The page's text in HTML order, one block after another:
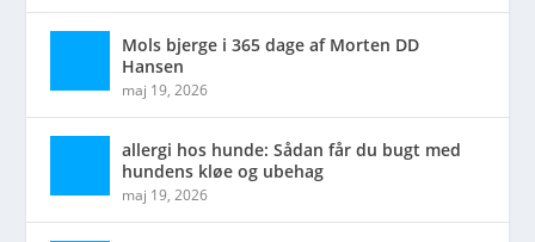
Mols bjerge i 365 dage af Morten DD
Hansen
maj 19, 2026
allergi hos hunde: Sådan får du bugt med
hundens kløe og ubehag
maj 19, 2026